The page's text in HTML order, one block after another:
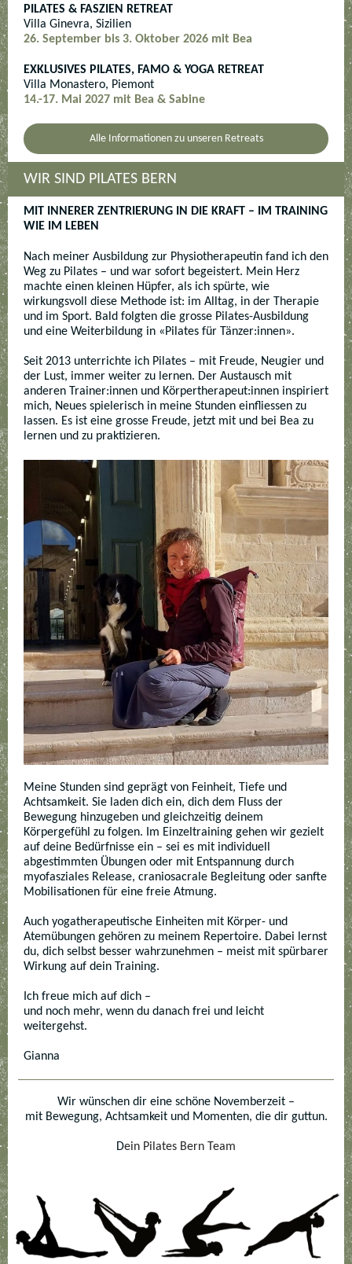
PILATES & FASZIEN RETREAT
Villa Ginevra, Sizilien
26. September bis 3. Oktober 2026 mit Bea
EXKLUSIVES PILATES, FAMO & YOGA RETREAT
Villa Monastero, Piemont
14.-17. Mai 2027 mit Bea & Sabine
Alle Informationen zu unseren Retreats
WIR SIND PILATES BERN
MIT INNERER ZENTRIERUNG IN DIE KRAFT – IM TRAINING
WIE IM LEBEN
Nach meiner Ausbildung zur Physiotherapeutin fand ich den
Weg zu Pilates – und war sofort begeistert. Mein Herz
machte einen kleinen Hüpfer, als ich spürte, wie
wirkungsvoll diese Methode ist: im Alltag, in der Therapie
und im Sport. Bald folgten die grosse Pilates-Ausbildung
und eine Weiterbildung in «Pilates für Tänzer:innen».
Seit 2013 unterrichte ich Pilates – mit Freude, Neugier und
der Lust, immer weiter zu lernen. Der Austausch mit
anderen Trainer:innen und Körpertherapeut:innen inspiriert
mich, Neues spielerisch in meine Stunden einfliessen zu
lassen. Es ist eine grosse Freude, jetzt mit und bei Bea zu
lernen und zu praktizieren.
Meine Stunden sind geprägt von Feinheit, Tiefe und
Achtsamkeit. Sie laden dich ein, dich dem Fluss der
Bewegung hinzugeben und gleichzeitig deinem
Körpergefühl zu folgen. Im Einzeltraining gehen wir gezielt
auf deine Bedürfnisse ein – sei es mit individuell
abgestimmten Übungen oder mit Entspannung durch
myofasziales Release, craniosacrale Begleitung oder sanfte
Mobilisationen für eine freie Atmung.
Auch yogatherapeutische Einheiten mit Körper- und
Atemübungen gehören zu meinem Repertoire. Dabei lernst
du, dich selbst besser wahrzunehmen – meist mit spürbarer
Wirkung auf dein Training.
Ich freue mich auf dich –
und noch mehr, wenn du danach frei und leicht
weitergehst.
Gianna
Wir wünschen dir eine schöne Novemberzeit –
mit Bewegung, Achtsamkeit und Momenten, die dir guttun.
Dein Pilates Bern Team